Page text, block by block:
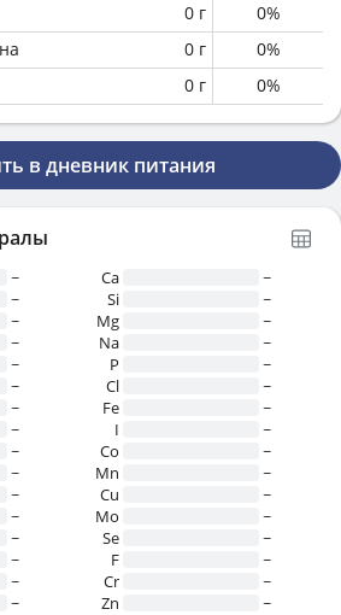
0 г 0%
0 г 0%
0 г 0%
в дневник питания
~
~
~
~
~
~
~
~
~
~
~
~
~
~
~
~
Ca
~
Si
~
Mg
~
Na
~
P
~
Cl
~
Fe
~
I
~
Co
~
Mn
~
Cu
~
Mo
~
Se
~
F
~
Cr
~
Zn
~